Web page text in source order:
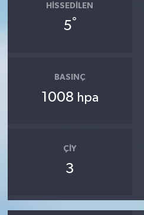
HISSEDILEN
5°
BASINÇ
1008 hpa
ÇIY
3